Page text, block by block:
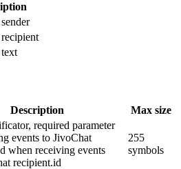
Description Max size
required parameter
events to JivoChat
when receiving events
recipient.id
255
symbols